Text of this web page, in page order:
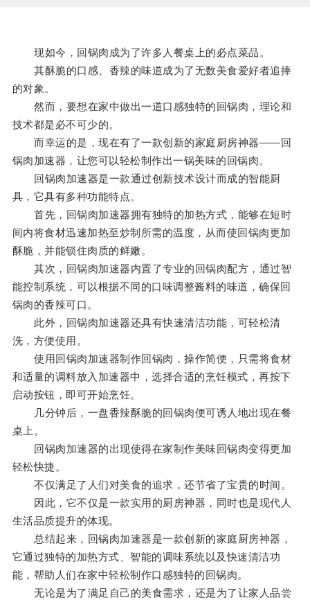
现如今，回锅肉成为了许多人餐桌上的必点菜品。
其酥脆的口感、香辣的味道成为了无数美食爱好者追捧
的对象。
然而，要想在家中做出一道口感独特的回锅肉，理论和
技术都是必不可少的。
而幸运的是，现在有了一款创新的家庭厨房神器——回
锅肉加速器，让您可以轻松制作出一锅美味的回锅肉。
回锅肉加速器是一款通过创新技术设计而成的智能厨
具，它具有多种功能特点。
首先，回锅肉加速器拥有独特的加热方式，能够在短时
间内将食材迅速加热至炒制所需的温度，从而使回锅肉更加
酥脆，并能锁住肉质的鲜嫩。
其次，回锅肉加速器内置了专业的回锅肉配方，通过智
能控制系统，可以根据不同的口味调整酱料的味道，确保回
锅肉的香辣可口。
此外，回锅肉加速器还具有快速清洁功能，可轻松清
洗，方便使用。
使用回锅肉加速器制作回锅肉，操作简便，只需将食材
和适量的调料放入加速器中，选择合适的烹饪模式，再按下
启动按钮，即可开始烹饪。
几分钟后，一盘香辣酥脆的回锅肉便可诱人地出现在餐
桌上。
回锅肉加速器的出现使得在家制作美味回锅肉变得更加
轻松快捷。
不仅满足了人们对美食的追求，还节省了宝贵的时间。
因此，它不仅是一款实用的厨房神器，同时也是现代人
生活品质提升的体现。
总结起来，回锅肉加速器是一款创新的家庭厨房神器，
它通过独特的加热方式、智能的调味系统以及快速清洁功
能，帮助人们在家中轻松制作口感独特的回锅肉。
无论是为了满足自己的美食需求，还是为了让家人品尝